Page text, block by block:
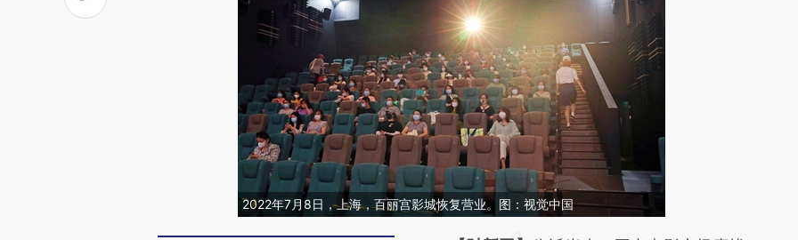
2022年7月8日，上海，百丽宫影城恢复营业。图：视觉中国